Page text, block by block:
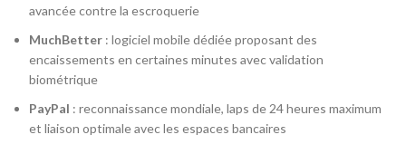
avancée contre la escroquerie
MuchBetter : logiciel mobile dédiée proposant des
encaissements en certaines minutes avec validation
biométrique
PayPal : reconnaissance mondiale, laps de 24 heures maximum
et liaison optimale avec les espaces bancaires